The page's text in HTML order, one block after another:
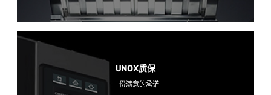
UNOX质保
一份满意的承诺